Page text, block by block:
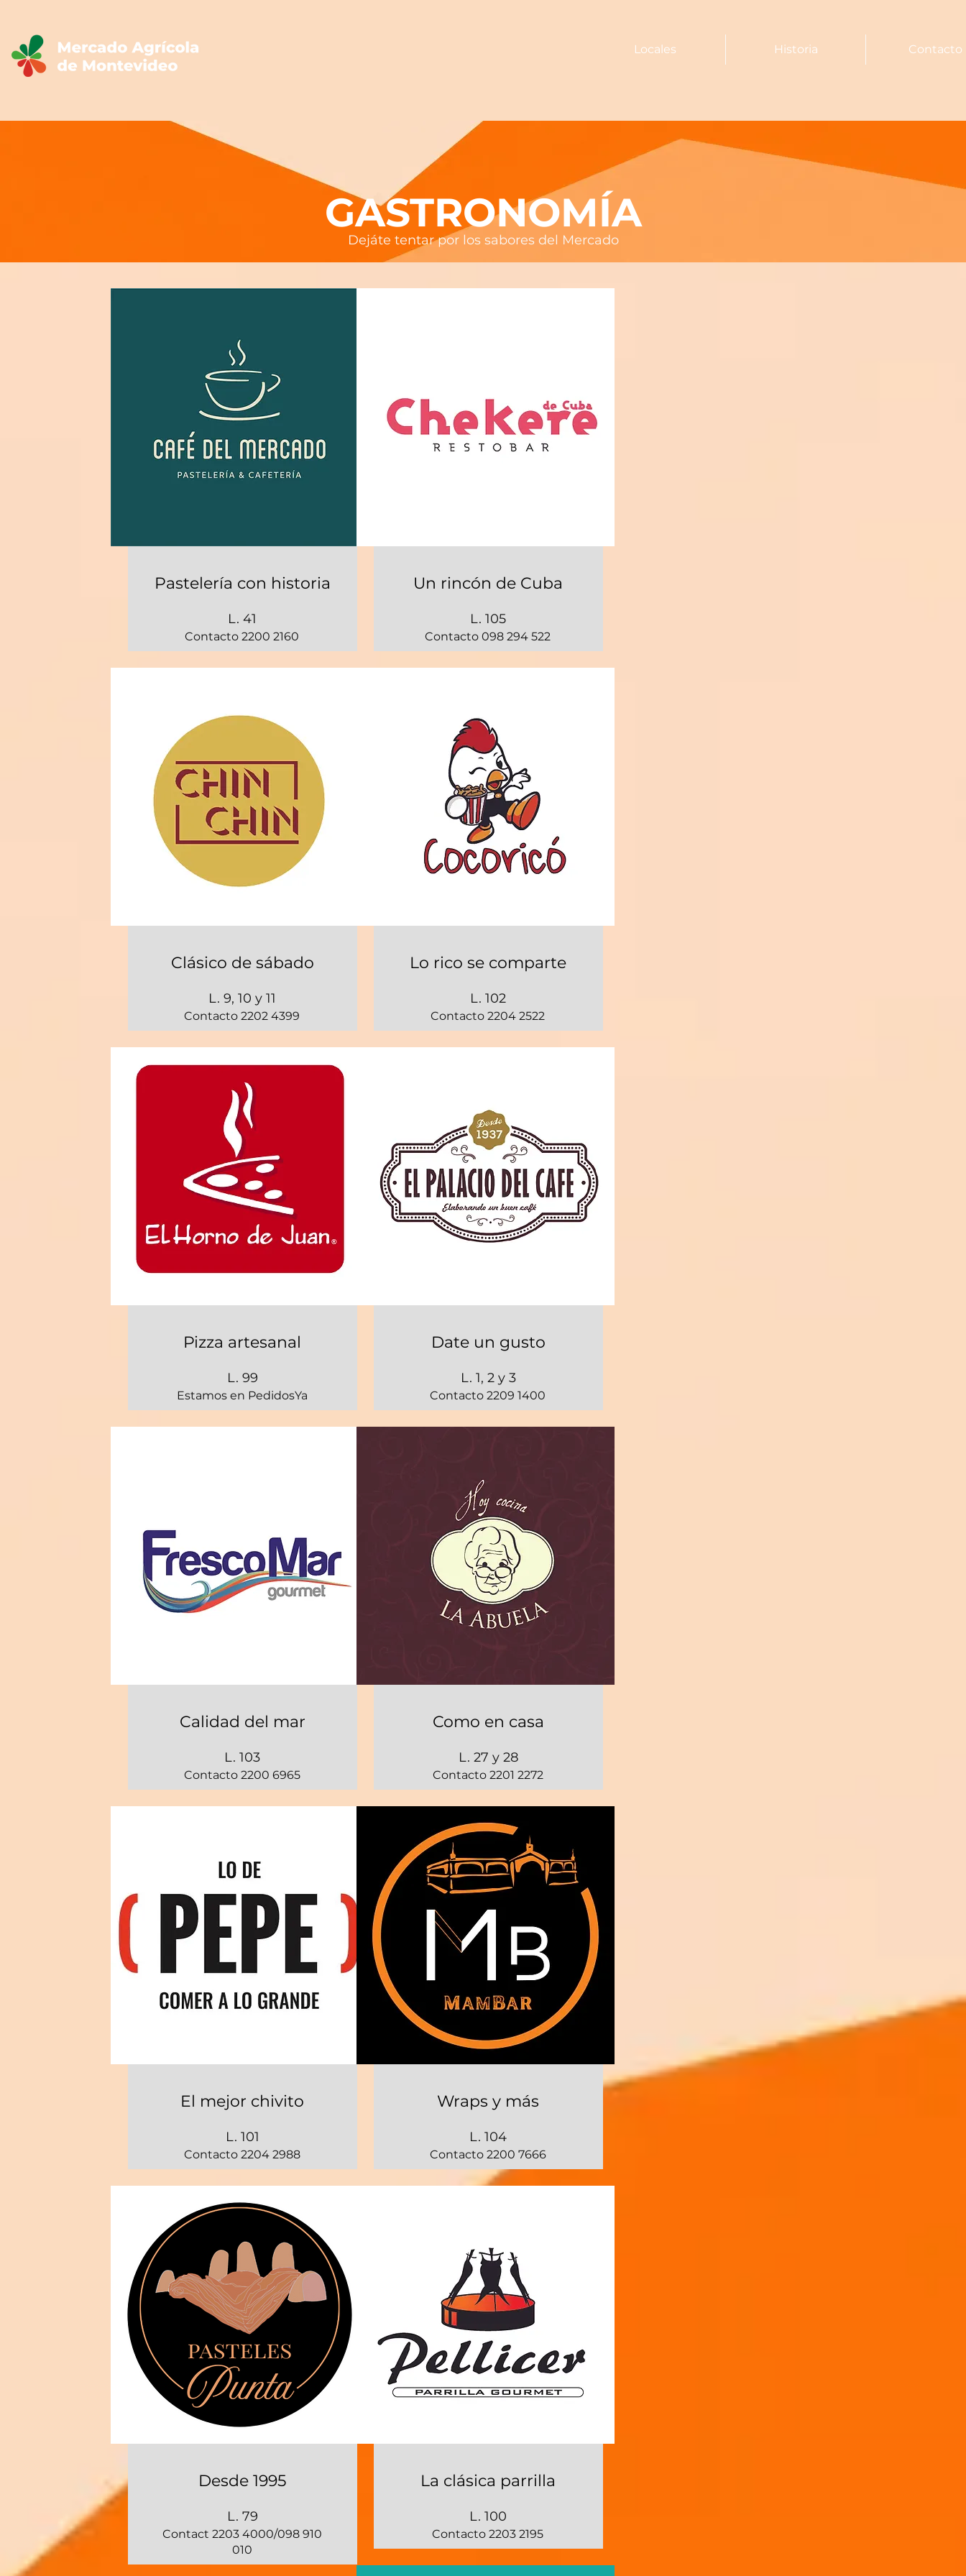
Locales Historia Contacto
GASTRONOMÍA
Dejáte tentar por los sabores del Mercado
Pastelería con historia
L. 41
Contacto 2200 2160
Clásico de sábado
L. 9, 10 y 11
Contacto 2202 4399
Pizza artesanal
L. 99
Estamos en PedidosYa
Calidad del mar
L. 103
Contacto 2200 6965
El mejor chivito
L. 101
Contacto 2204 2988
Desde 1995
L. 79
Contact 2203 4000/098 910
010
Un rincón de Cuba
L. 105
Contacto 098 294 522
Lo rico se comparte
L. 102
Contacto 2204 2522
Date un gusto
L. 1, 2 y 3
Contacto 2209 1400
Como en casa
L. 27 y 28
Contacto 2201 2272
Wraps y más
L. 104
Contacto 2200 7666
La clásica parrilla
L. 100
Contacto 2203 2195